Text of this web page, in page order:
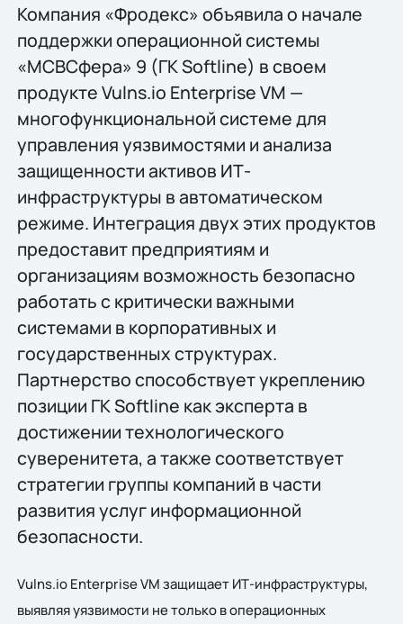
Компания «Фродекс» объявила о начале
поддержки операционной системы
«МСВСфера» 9 (ГК Softline) в своем
продукте Vulns.io Enterprise VM —
многофункциональной системе для
управления уязвимостями и анализа
защищенности активов ИТ-
инфраструктуры в автоматическом
режиме. Интеграция двух этих продуктов
предоставит предприятиям и
организациям возможность безопасно
работать с критически важными
системами в корпоративных и
государственных структурах.
Партнерство способствует укреплению
позиции ГК Softline как эксперта в
достижении технологического
суверенитета, а также соответствует
стратегии группы компаний в части
развития услуг информационной
безопасности.
Vulns.io Enterprise VM защищает ИТ-инфраструктуры,
выявляя уязвимости не только в операционных